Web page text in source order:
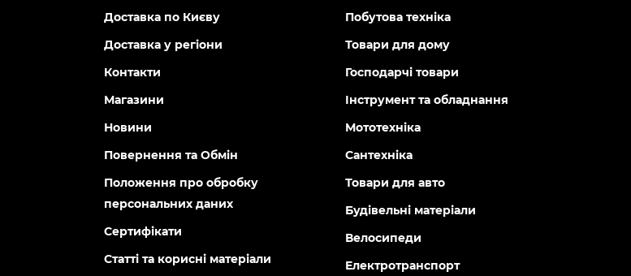
Доставка по Києву
Доставка у регіони
Контакти
Магазини
Новини
Повернення та Обмін
Положення про обробку
персональних даних
Сертифікати
Статті та корисні матеріали
Побутова техніка
Товари для дому
Господарчі товари
Інструмент та обладнання
Мототехніка
Сантехніка
Товари для авто
Будівельні матеріали
Велосипеди
Електротранспорт